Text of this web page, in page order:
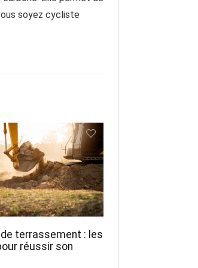
soyez cycliste
terrassement : les
réussir son